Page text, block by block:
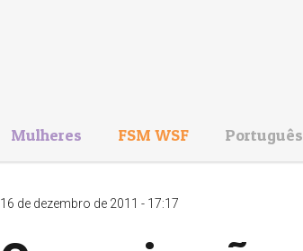
Mulheres FSM WSF Português
16 de dezembro de 2011 - 17:17